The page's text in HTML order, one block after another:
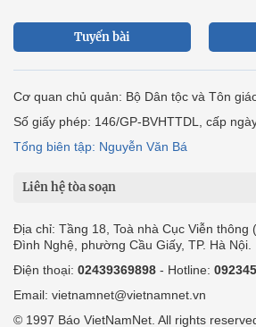
Tuyến bài
Cơ quan chủ quản: Bộ Dân tộc và Tôn
Số giấy phép: 146/GP-BVHTTDL, cấp
Tổng biên tập: Nguyễn Văn Bá
Liên hệ tòa soạn
Địa chỉ: Tầng 18, Toà nhà Cục Viễn thông
Đình Nghệ, phường Cầu Giấy, TP. Hà Nội.
Điện thoại: 02439369898 - Hotline:
Email: vietnamnet@vietnamnet.vn
© 1997 Báo VietNamNet. All rights